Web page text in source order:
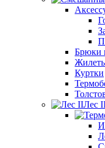
Брюки
Куртки
Лес